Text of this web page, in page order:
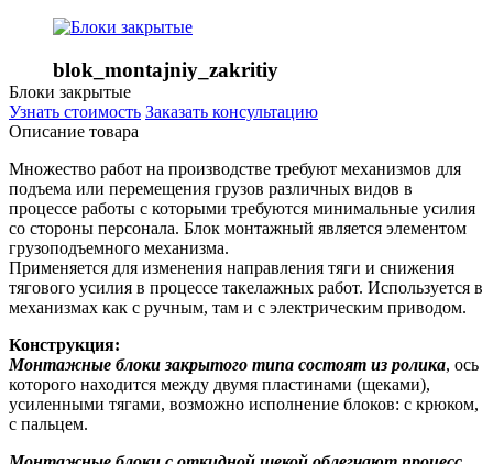
blok_montajniy_zakritiy
Блоки закрытые
Узнать стоимость Заказать консультацию
Описание товара
Множество работ на производстве требуют механизмов для
подъема или перемещения грузов различных видов в
процессе работы с которыми требуются минимальные усилия
со стороны персонала. Блок монтажный является элементом
грузоподъемного механизма.
Применяется для изменения направления тяги и снижения
тягового усилия в процессе такелажных работ. Используется в
механизмах как с ручным, там и с электрическим приводом.
Конструкция:
Монтажные блоки закрытого типа состоят из ролика, ось
которого находится между двумя пластинами (щеками),
усиленными тягами, возможно исполнение блоков: с крюком,
с пальцем.